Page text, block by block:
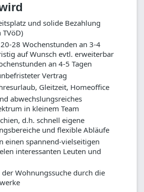
und solide Bezahlung
28 Wochenstunden an 3-4
auf Wunsch evtl. erweiterbar
an 4-5 Tagen
Vertrag
Gleitzeit, Homeoffice
abwechslungsreiches
in kleinem Team
d.h. schnell eigene
und flexible Abläufe
einen spannend-vielseitigen
interessanten Leuten und
Wohnungssuche durch die